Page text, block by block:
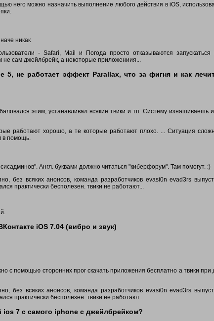
него можно назначить выполнение любого действия в iOS,
никак
- Safari, Mail и Погода просто отказываются запускаться
не сам джейлбрейк, а некоторые приложениия...
5, не работает эффект Parallax, что за фигня и как
этим, устанавливал всякие твики и тп. Систему изнашиваешь
работают хорошо, а те которые работают плохо. ... Ситуация
в помощь.
Англ. буквами должно читаться "киберфорум". Там помогут. :)
без всяких анонсов, команда разработчиков evasi0n evad3rs
практически бесполезен. твики не работают...
iOS 7.04 (вибро и звук)
с помощью сторонних прог скачать приложения бесплатно а твики при
без всяких анонсов, команда разработчиков evasi0n evad3rs
практически бесполезен. твики не работают...
7 с самого iphone с джейлбрейком?